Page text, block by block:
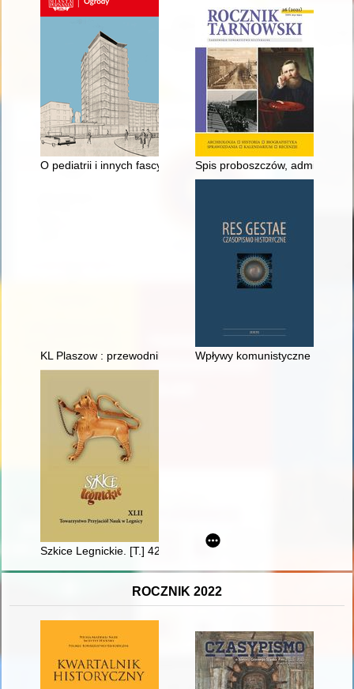
O pediatrii i innych fascynacjachSpis proboszczów,
KL Plaszow : przewodnik archeologicznyWpływy komunistyczne w
Szkice Legnickie. [T.] 42 (2021)
ROCZNIK 2022